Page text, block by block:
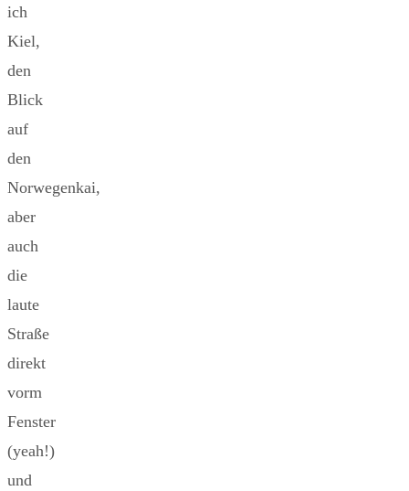
ich
Kiel,
den
Blick
auf
den
Norwegenkai,
aber
auch
die
laute
Straße
direkt
vorm
Fenster
(yeah!)
und